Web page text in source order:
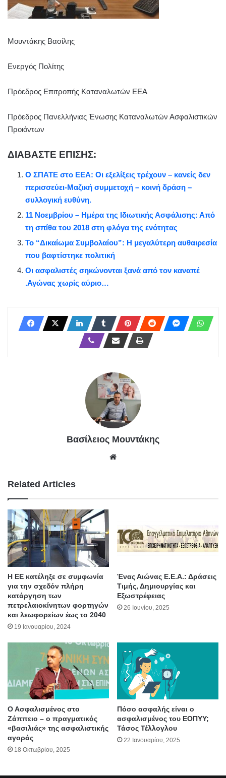
Μουντάκης Βασίλης
Ενεργός Πολίτης
Πρόεδρος Επιτροπής Καταναλωτών ΕΕΑ
Πρόεδρος Πανελλήνιας Ένωσης Καταναλωτών Ασφαλιστικών
Προιόντων
ΔΙΑΒΑΣΤΕ ΕΠΙΣΗΣ:
O ΣΠΑΤΕ στο EEA: Οι εξελίξεις τρέχουν – κανείς δεν
περισσεύει-Μαζική συμμετοχή – κοινή δράση –
συλλογική ευθύνη.
11 Νοεμβρίου – Ημέρα της Ιδιωτικής Ασφάλισης: Από
τη σπίθα του 2018 στη φλόγα της ενότητας
Το “Δικαίωμα Συμβολαίου”: Η μεγαλύτερη αυθαιρεσία
που βαφτίστηκε πολιτική
Οι ασφαλιστές σηκώνονται ξανά από τον καναπέ
.Αγώνας χωρίς αύριο…
Βασίλειος Μουντάκης
Related Articles
Η ΕΕ κατέληξε σε συμφωνία
για την σχεδόν πλήρη
κατάργηση των
πετρελαιοκίνητων φορτηγών
και λεωφορείων έως το 2040
19 Ιανουαρίου, 2024
Ένας Αιώνας Ε.Ε.Α.: Δράσεις
Τιμής, Δημιουργίας και
Εξωστρέφειας
26 Ιουνίου, 2025
Ο Ασφαλισμένος στο
Ζάππειο – ο πραγματικός
«βασιλιάς» της ασφαλιστικής
αγοράς
18 Οκτωβρίου, 2025
Πόσο ασφαλής είναι ο
ασφαλισμένος του ΕΟΠΥΥ;
Τάσος Τέλλογλου
22 Ιανουαρίου, 2025